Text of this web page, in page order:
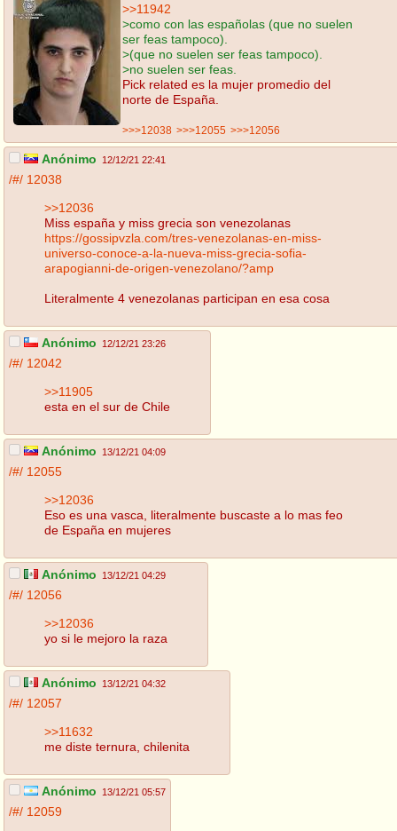
>>11942
>como con las españolas (que no suelen
ser feas tampoco).
>(que no suelen ser feas tampoco).
>no suelen ser feas.
Pick related es la mujer promedio del
norte de España.
>>>12038 >>>12055 >>>12056
Anónimo 12/12/21 22:41
/#/ 12038
>>12036
Miss españa y miss grecia son venezolanas
https://gossipvzla.com/tres-venezolanas-en-miss-
universo-conoce-a-la-nueva-miss-grecia-sofia-
arapogianni-de-origen-venezolano/?amp
Literalmente 4 venezolanas participan en esa cosa
Anónimo 12/12/21 23:26
/#/ 12042
>>11905
esta en el sur de Chile
Anónimo 13/12/21 04:09
/#/ 12055
>>12036
Eso es una vasca, literalmente buscaste a lo mas feo
de España en mujeres
Anónimo 13/12/21 04:29
/#/ 12056
>>12036
yo si le mejoro la raza
Anónimo 13/12/21 04:32
/#/ 12057
>>11632
me diste ternura, chilenita
Anónimo 13/12/21 05:57
/#/ 12059